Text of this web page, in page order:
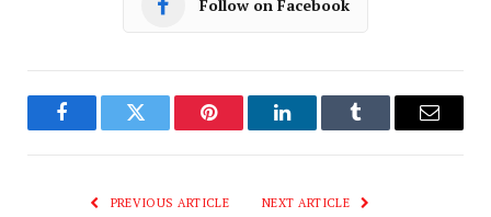
Follow on Facebook
FacebookTwitter Pinterest LinkedInTumblr Email
PREVIOUS ARTICLE NEXT ARTICLE